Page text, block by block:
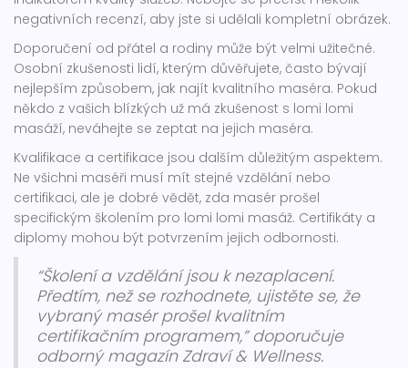
negativních recenzí, aby jste si udělali kompletní obrázek.
Doporučení od přátel a rodiny může být velmi užitečné.
Osobní zkušenosti lidí, kterým důvěřujete, často bývají
nejlepším způsobem, jak najít kvalitního maséra. Pokud
někdo z vašich blízkých už má zkušenost s lomi lomi
masáží, neváhejte se zeptat na jejich maséra.
Kvalifikace a certifikace jsou dalším důležitým aspektem.
Ne všichni maséři musí mít stejné vzdělání nebo
certifikaci, ale je dobré vědět, zda masér prošel
specifickým školením pro lomi lomi masáž. Certifikáty a
diplomy mohou být potvrzením jejich odbornosti.
“Školení a vzdělání jsou k nezaplacení.
Předtím, než se rozhodnete, ujistěte se, že
vybraný masér prošel kvalitním
certifikačním programem,” doporučuje
odborný magazín Zdraví & Wellness.